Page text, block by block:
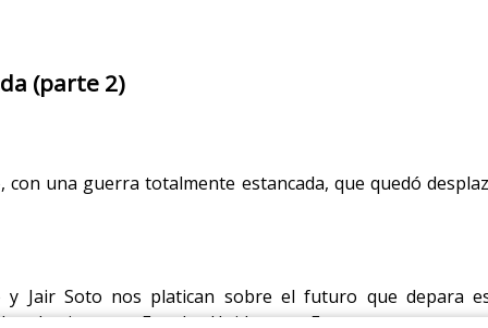
(parte 2)
con una guerra totalmente estancada, que quedó
y Jair Soto nos platican sobre el futuro que depara
elecciones en Estados Unidos y en Europa.